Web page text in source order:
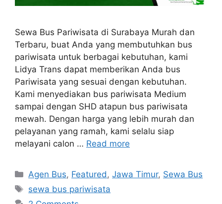
Sewa Bus Pariwisata di Surabaya Murah dan
Terbaru, buat Anda yang membutuhkan bus
pariwisata untuk berbagai kebutuhan, kami
Lidya Trans dapat memberikan Anda bus
Pariwisata yang sesuai dengan kebutuhan.
Kami menyediakan bus pariwisata Medium
sampai dengan SHD atapun bus pariwisata
mewah. Dengan harga yang lebih murah dan
pelayanan yang ramah, kami selalu siap
melayani calon … Read more
Categories
Agen Bus, Featured,Jawa Timur, Sewa Bus
Tags
sewa bus pariwisata